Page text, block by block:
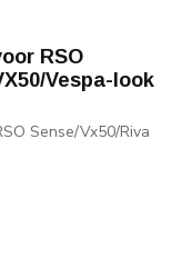
RSO
Vespa-look
Sense/Vx50/Riva